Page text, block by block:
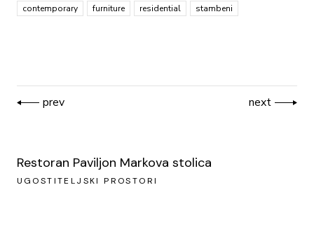
contemporary
furniture residential stambeni
prev next
Restoran Paviljon Markova stolica
UGOSTITELJSKI PROSTORI